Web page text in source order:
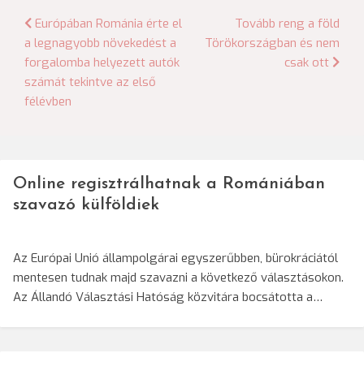
Bejegyzés
navigáció
Európában Románia érte el
a legnagyobb növekedést a
forgalomba helyezett autók
számát tekintve az első
félévben
Tovább reng a föld
Törökországban és nem
csak ott
Online regisztrálhatnak a Romániában
szavazó külföldiek
Az Európai Unió állampolgárai egyszerűbben, bürokráciától
mentesen tudnak majd szavazni a következő választásokon.
Az Állandó Választási Hatóság közvitára bocsátotta a…